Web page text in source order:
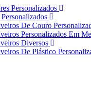
Personalizados
De Couro
Personalizados Em
Diversos
De Plástico